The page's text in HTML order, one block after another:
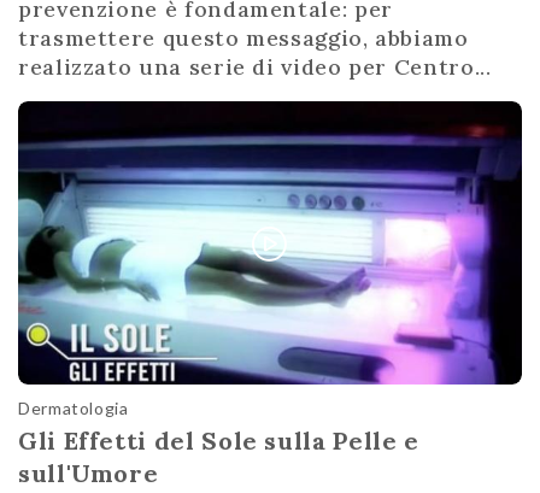
prevenzione è fondamentale: per
trasmettere questo messaggio, abbiamo
realizzato una serie di video per Centro...
Dermatologia
Gli Effetti del Sole sulla Pelle e
sull'Umore